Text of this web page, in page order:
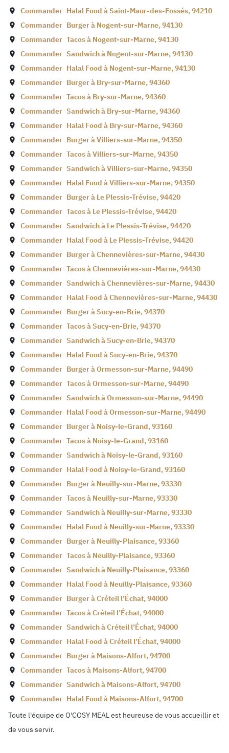
Commander Halal Food àSaint-Maur-des-Fossés,94210
Commander Burger à Nogent-sur-Marne,94130
Commander Tacos à Nogent-sur-Marne,94130
Commander Sandwich à Nogent-sur-Marne,94130
Commander Halal Food à Nogent-sur-Marne,94130
Commander Burger à Bry-sur-Marne,94360
Commander Tacos à Bry-sur-Marne,94360
Commander Sandwich à Bry-sur-Marne,94360
Commander Halal Food à Bry-sur-Marne,94360
Commander Burger àVilliers-sur-Marne,94350
Commander Tacos àVilliers-sur-Marne,94350
Commander Sandwich àVilliers-sur-Marne,94350
Commander Halal Food àVilliers-sur-Marne,94350
Commander Burger à Le Plessis-Trévise,94420
Commander Tacos à Le Plessis-Trévise,94420
Commander Sandwich à Le Plessis-Trévise,94420
Commander Halal Food à Le Plessis-Trévise,94420
Commander Burger àChennevières-sur-Marne,94430
Commander Tacos àChennevières-sur-Marne,94430
Commander Sandwich àChennevières-sur-Marne,94430
Commander Halal Food àChennevières-sur-Marne,94430
Commander Burger àSucy-en-Brie,94370
Commander Tacos àSucy-en-Brie,94370
Commander Sandwich àSucy-en-Brie,94370
Commander Halal Food àSucy-en-Brie,94370
Commander Burger àOrmesson-sur-Marne,94490
Commander Tacos àOrmesson-sur-Marne,94490
Commander Sandwich àOrmesson-sur-Marne,94490
Commander Halal Food àOrmesson-sur-Marne,94490
Commander Burger à Noisy-le-Grand,93160
Commander Tacos à Noisy-le-Grand,93160
Commander Sandwich à Noisy-le-Grand,93160
Commander Halal Food à Noisy-le-Grand,93160
Commander Burger à Neuilly-sur-Marne,93330
Commander Tacos à Neuilly-sur-Marne,93330
Commander Sandwich à Neuilly-sur-Marne,93330
Commander Halal Food à Neuilly-sur-Marne,93330
Commander Burger à Neuilly-Plaisance,93360
Commander Tacos à Neuilly-Plaisance,93360
Commander Sandwich à Neuilly-Plaisance,93360
Commander Halal Food à Neuilly-Plaisance,93360
Commander Burger àCréteil l’Échat,94000
Commander Tacos àCréteil l’Échat,94000
Commander Sandwich àCréteil l’Échat,94000
Commander Halal Food àCréteil l’Échat,94000
Commander Burger à Maisons-Alfort,94700
Commander Tacos à Maisons-Alfort,94700
Commander Sandwich à Maisons-Alfort,94700
Commander Halal Food à Maisons-Alfort,94700
Toute l'équipe de O'COSY MEAL est heureuse de vous accueillir et
de vous servir.